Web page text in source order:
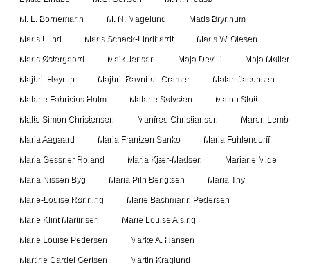
M. L. Bornemann M. N. Magelund Mads Brynnum
Mads Lund Mads Schack-Lindhardt Mads W. Olesen
Mads Østergaard Maik Jensen Maja Devilli Maja Møller
Majbrit Høyrup Majbrit Ravnholt Cramer Malan Jacobsen
Malene Fabricius Holm Malene Sølvsten Malou Slott
Malte Simon Christensen Manfred Christiansen Maren Lemb
Maria Aagaard Maria Frantzen Sanko Maria Fuhlendorff
Maria Gessner Roland Maria Kjær-Madsen Mariane Mide
Maria Nissen Byg Maria Pilh Bengtsen Maria Thy
Marie-Louise Rønning Marie Bachmann Pedersen
Marie Klint Martinsen Marie Louise Alsing
Marie Louise Pedersen Marke A. Hansen
Martine Cardel Gertsen Martin Kraglund